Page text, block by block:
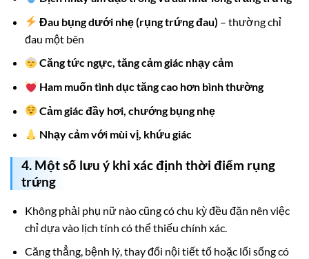
Đau bụng dưới nhẹ (rụng trứng đau) – thường chỉ
đau một bên
Căng tức ngực, tăng cảm giác nhạy cảm
Ham muốn tình dục tăng cao hơn bình thường
Cảm giác đầy hơi, chướng bụng nhẹ
Nhạy cảm với mùi vị, khứu giác
4. Một số lưu ý khi xác định thời điểm rụng
trứng
Không phải phụ nữ nào cũng có chu kỳ đều đặn nên việc
chỉ dựa vào lịch tính có thể thiếu chính xác.
Căng thẳng, bệnh lý, thay đổi nội tiết tố hoặc lối sống có